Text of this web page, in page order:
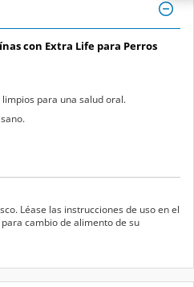
con Extra Life para Perros
para una salud oral.
Léase las instrucciones de uso en el
cambio de alimento de su